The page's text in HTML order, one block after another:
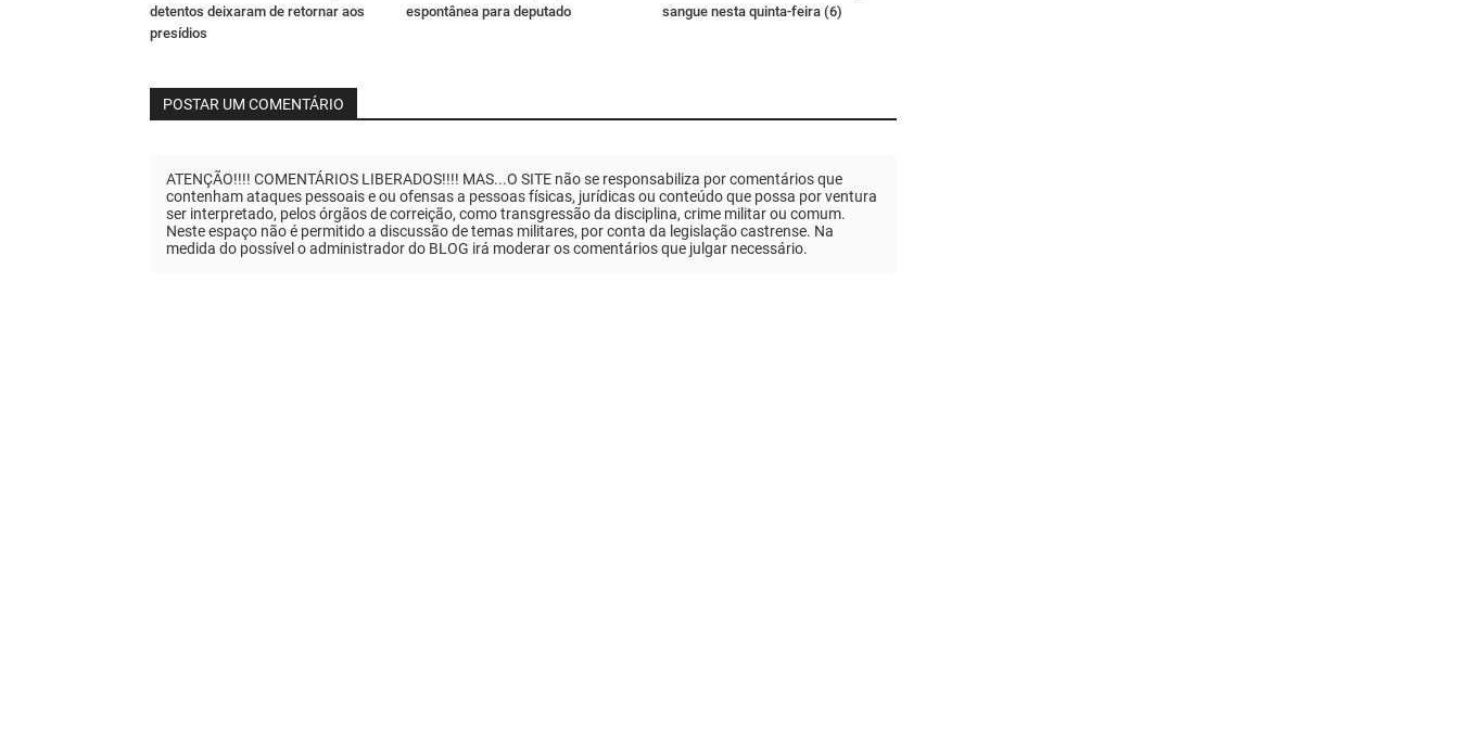
detentos deixaram de retornar aos
presídios
espontânea para deputado
sangue nesta quinta-feira (6)
POSTAR UM COMENTÁRIO
ATENÇÃO!!!! COMENTÁRIOS LIBERADOS!!!! MAS...O SITE não se responsabiliza por comentários que
contenham ataques pessoais e ou ofensas a pessoas físicas, jurídicas ou conteúdo que possa por ventura
ser interpretado, pelos órgãos de correição, como transgressão da disciplina, crime militar ou comum.
Neste espaço não é permitido a discussão de temas militares, por conta da legislação castrense. Na
medida do possível o administrador do BLOG irá moderar os comentários que julgar necessário.